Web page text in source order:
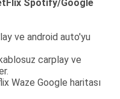
Spotify/Google
ve android auto'yu
carplay ve
Waze Google haritası